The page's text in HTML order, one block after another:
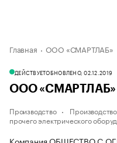
Главная ООО «СМАРТЛАБ»
ДЕЙСТВУЕТОБНОВЛЕНО, 02.12.2019
ООО «СМАРТЛАБ»
Производство
прочего электрического